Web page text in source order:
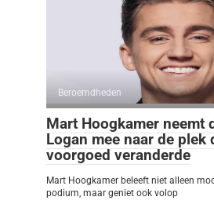
Beroemdheden
Mart Hoogkamer neemt
Logan mee naar de plek
voorgoed veranderde
Mart Hoogkamer beleeft niet alleen
podium, maar geniet ook volop